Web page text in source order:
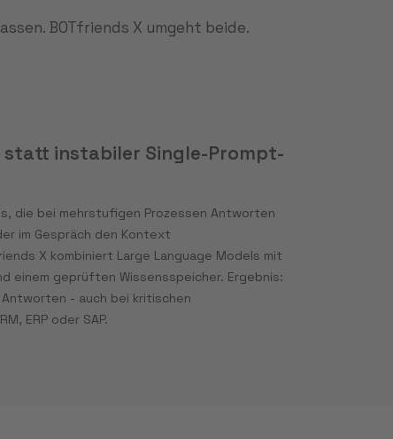
BOTfriends X umgeht beide.
statt instabiler Single-Prompt-
die bei mehrstufigen Prozessen Antworten
im Gespräch den Kontext
X kombiniert Large Language Models mit
einem geprüften Wissensspeicher. Ergebnis:
- auch bei kritischen
ERP oder SAP.